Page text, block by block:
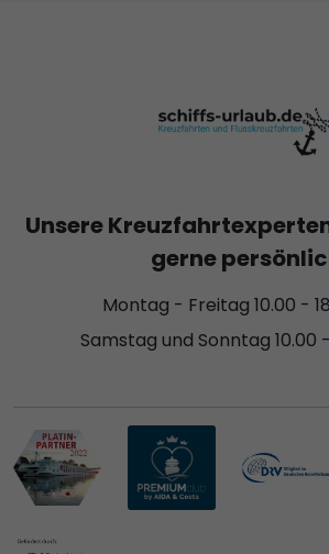
Unsere
gerne
Montag - Freitag 10.00 -
Samstag und Sonntag 10.00